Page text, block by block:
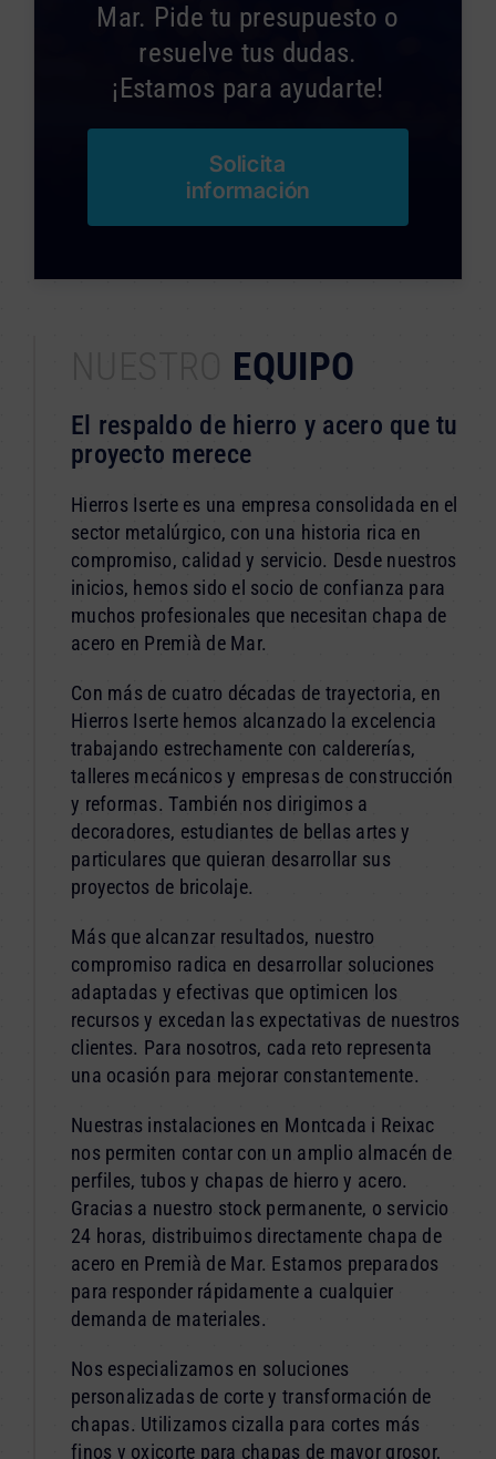
Mar. Pide tu presupuesto o
resuelve tus dudas.
¡Estamos para ayudarte!
Solicita
información
EQUIPO
El respaldo de hierro y acero que tu
proyecto merece
Hierros Iserte es una empresa consolidada en el
sector metalúrgico, con una historia rica en
compromiso, calidad y servicio. Desde nuestros
inicios, hemos sido el socio de confianza para
muchos profesionales que necesitan chapa de
acero en Premià de Mar.
Con más de cuatro décadas de trayectoria, en
Hierros Iserte hemos alcanzado la excelencia
trabajando estrechamente con caldererías,
talleres mecánicos y empresas de construcción
y reformas. También nos dirigimos a
decoradores, estudiantes de bellas artes y
particulares que quieran desarrollar sus
proyectos de bricolaje.
Más que alcanzar resultados, nuestro
compromiso radica en desarrollar soluciones
adaptadas y efectivas que optimicen los
recursos y excedan las expectativas de nuestros
clientes. Para nosotros, cada reto representa
una ocasión para mejorar constantemente.
Nuestras instalaciones en Montcada i Reixac
nos permiten contar con un amplio almacén de
perfiles, tubos y chapas de hierro y acero.
Gracias a nuestro stock permanente, o servicio
24 horas, distribuimos directamente chapa de
acero en Premià de Mar. Estamos preparados
para responder rápidamente a cualquier
demanda de materiales.
Nos especializamos en soluciones
personalizadas de corte y transformación de
chapas. Utilizamos cizalla para cortes más
finos y oxicorte para chapas de mayor grosor,